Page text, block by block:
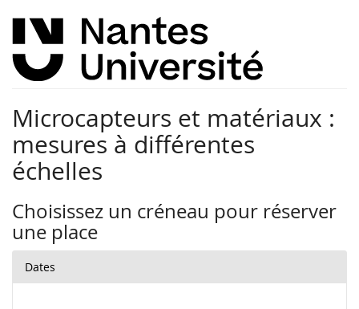
Microcapteurs et matériaux :
mesures à différentes
échelles
Choisissez un créneau pour réserver
une place
Dates